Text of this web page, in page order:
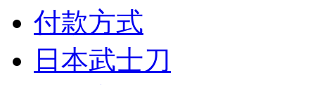
付款方式
日本武士刀